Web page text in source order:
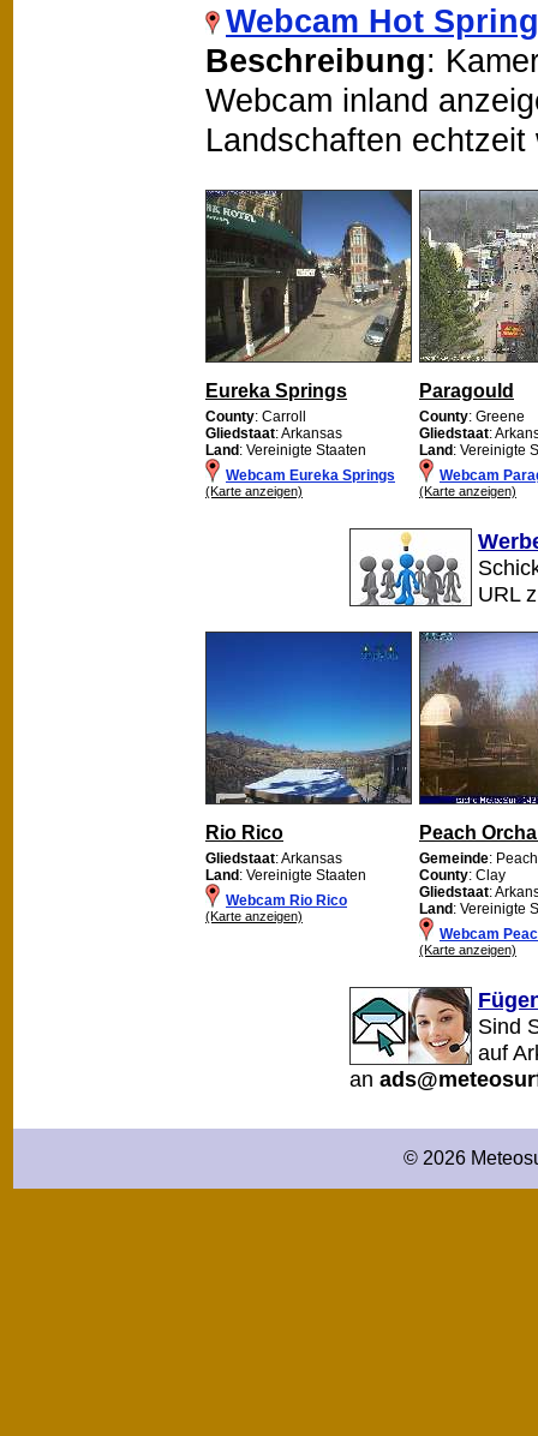
Webcam Hot
Beschreibung:
Webcam inland
Landschaften echtzeit
Eureka Springs
County: Carroll
Gliedstaat: Arkansas
Land: Vereinigte Staaten
Webcam Eureka Springs
(Karte anzeigen)
Paragould
County: Greene
Gliedstaat:
Land: Vereinigte
Webcam
(Karte anzeigen)
URL
Rio Rico
Gliedstaat: Arkansas
Land: Vereinigte Staaten
Webcam Rio Rico
(Karte anzeigen)
Peach
Gemeinde:
County: Clay
Gliedstaat:
Land: Vereinigte
Webcam
(Karte anzeigen)
Sind
auf
an
© 2026